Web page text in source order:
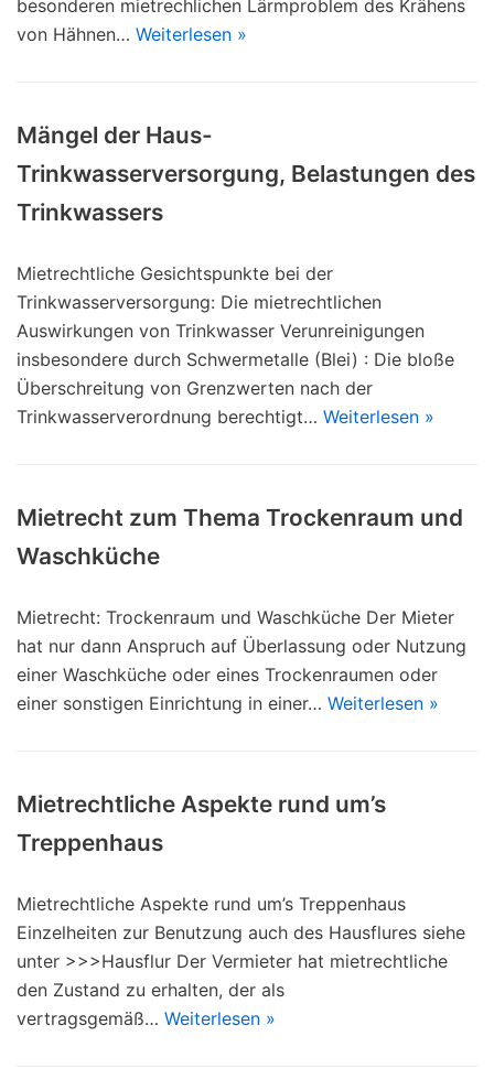
besonderen mietrechlichen Lärmproblem des Krähens
von Hähnen… Weiterlesen »
Mängel der Haus-
Trinkwasserversorgung, Belastungen des
Trinkwassers
Mietrechtliche Gesichtspunkte bei der
Trinkwasserversorgung: Die mietrechtlichen
Auswirkungen von Trinkwasser Verunreinigungen
insbesondere durch Schwermetalle (Blei) : Die bloße
Überschreitung von Grenzwerten nach der
Trinkwasserverordnung berechtigt… Weiterlesen »
Mietrecht zum Thema Trockenraum und
Waschküche
Mietrecht: Trockenraum und Waschküche Der Mieter
hat nur dann Anspruch auf Überlassung oder Nutzung
einer Waschküche oder eines Trockenraumen oder
einer sonstigen Einrichtung in einer… Weiterlesen »
Mietrechtliche Aspekte rund um’s
Treppenhaus
Mietrechtliche Aspekte rund um’s Treppenhaus
Einzelheiten zur Benutzung auch des Hausflures siehe
unter >>>Hausflur Der Vermieter hat mietrechtliche
den Zustand zu erhalten, der als
vertragsgemäß… Weiterlesen »